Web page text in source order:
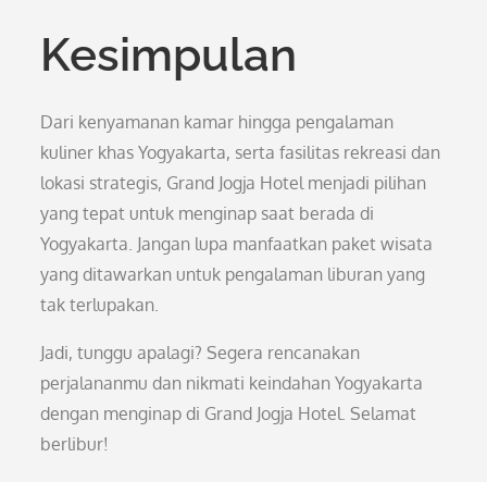
Kesimpulan
Dari kenyamanan kamar hingga pengalaman
kuliner khas Yogyakarta, serta fasilitas rekreasi dan
lokasi strategis, Grand Jogja Hotel menjadi pilihan
yang tepat untuk menginap saat berada di
Yogyakarta. Jangan lupa manfaatkan paket wisata
yang ditawarkan untuk pengalaman liburan yang
tak terlupakan.
Jadi, tunggu apalagi? Segera rencanakan
perjalananmu dan nikmati keindahan Yogyakarta
dengan menginap di Grand Jogja Hotel. Selamat
berlibur!